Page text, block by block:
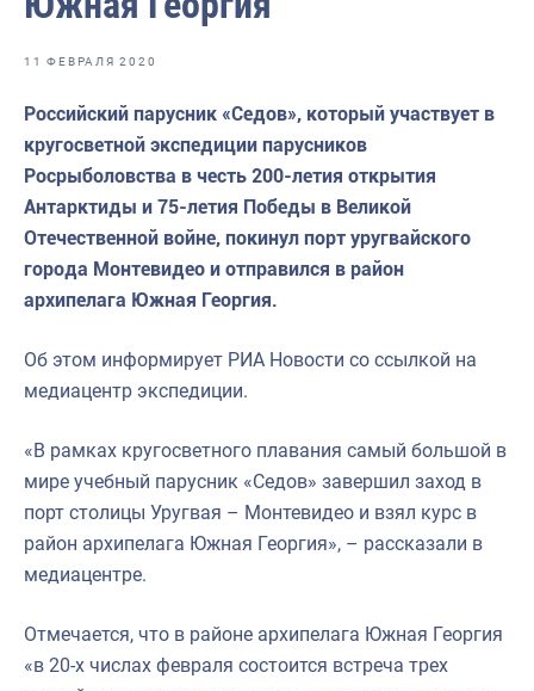
Отраслевые СМИ
Выставки и конференции
Научно-практическая литература
Рыбоохрана России
Отрасль в цифрах
Инфографика
11 ФЕВРАЛЯ 2020
Российский парусник «Седов», который участвует в
кругосветной экспедиции парусников
Росрыболовства в честь 200-летия открытия
Антарктиды и 75-летия Победы в Великой
Отечественной войне, покинул порт уругвайского
города Монтевидео и отправился в район
архипелага Южная Георгия.
Об этом информирует РИА Новости со ссылкой на
медиацентр экспедиции.
«В рамках кругосветного плавания самый большой в
мире учебный парусник «Седов» завершил заход в
порт столицы Уругвая – Монтевидео и взял курс в
район архипелага Южная Георгия», – рассказали в
медиацентре.
Отмечается, что в районе архипелага Южная Георгия
«в 20-х числах февраля состоится встреча трех